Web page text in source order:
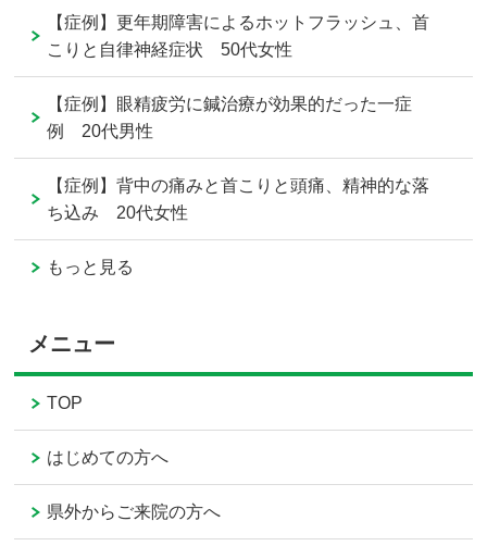
【症例】更年期障害によるホットフラッシュ、首
こりと自律神経症状 50代女性
【症例】眼精疲労に鍼治療が効果的だった一症
例 20代男性
【症例】背中の痛みと首こりと頭痛、精神的な落
ち込み 20代女性
もっと見る
メニュー
TOP
はじめての方へ
県外からご来院の方へ